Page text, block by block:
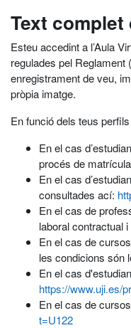
Text
Esteu accedint a l’Aula
regulades pel
enregistrament de veu,
pròpia imatge.
En funció dels teus
En el cas
procés de
En el cas
consultades ací:
En el cas de
laboral contractual
En el cas de
les condicions són
En el cas
https://www.uji.es/
En el cas de
t=U122